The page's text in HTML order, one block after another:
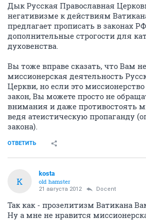
Дык Русская Православная
негативизме к действиям
предлагает прописать в законах
дополнительные строгости для
духовенства.
Вы тоже вправе сказать, что Вам
миссионерская деятельность
Церкви, но если это
закон, Вы можете просто не
внимания и даже противостоять
ведя атеистическую пропаганду
закона).
ОТВЕТИТЬ
K
kosta
old hamster
21 августа 2012 Docent
Так как - прозелитизм Ватикана
Ну а мне не нравится